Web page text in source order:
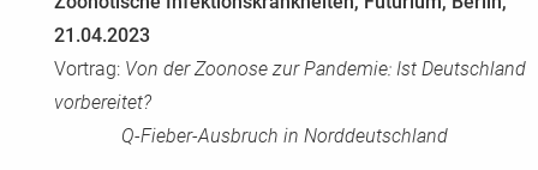
21.04.2023
Vortrag: Von der Zoonose zur Pandemie: Ist Deutschland
vorbereitet?
Q-Fieber-Ausbruch in Norddeutschland